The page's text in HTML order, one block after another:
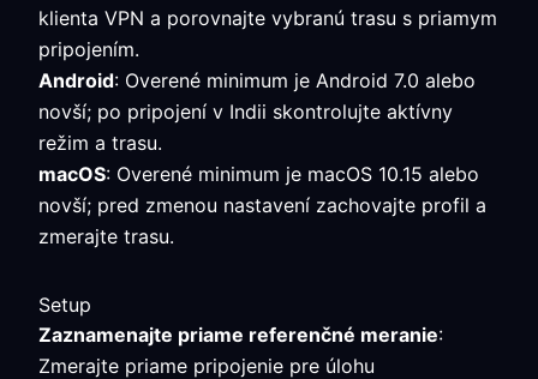
klienta VPN a porovnajte vybranú trasu s priamym
pripojením.
Android: Overené minimum je Android 7.0 alebo
novší; po pripojení v Indii skontrolujte aktívny
režim a trasu.
macOS: Overené minimum je macOS 10.15 alebo
novší; pred zmenou nastavení zachovajte profil a
zmerajte trasu.
Setup
Zaznamenajte priame referenčné meranie:
Zmerajte priame pripojenie pre úlohu